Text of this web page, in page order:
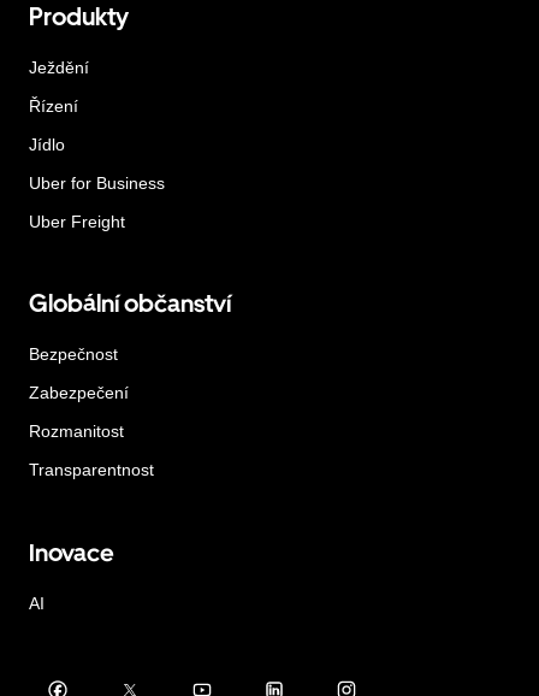
Produkty
Ježdění
Řízení
Jídlo
Uber for Business
Uber Freight
Globální občanství
Bezpečnost
Zabezpečení
Rozmanitost
Transparentnost
Inovace
AI